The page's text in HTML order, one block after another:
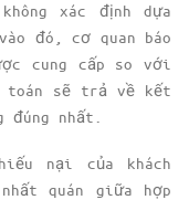
xác định dựa
đó, cơ quan báo
cung cấp so với
toán sẽ trả về kết
đúng nhất.
nại của khách
quán giữa hợp